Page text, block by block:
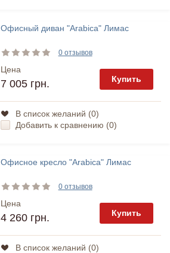
Офисный диван "Arabica" Лимас
0 отзывов
Цена
7 005 грн. Купить
В список желаний (0)
Добавить к сравнению (0)
Офисное кресло "Arabica" Лимас
0 отзывов
Цена
4 260 грн. Купить
В список желаний (0)